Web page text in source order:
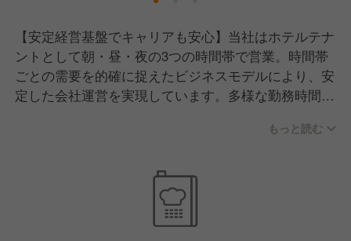
【安定経営基盤でキャリアも安心】当社はホテルテナ
ントとして朝・昼・夜の3つの時間帯で営業。時間帯
ごとの需要を的確に捉えたビジネスモデルにより、安
定した会社運営を実現しています。多様な勤務時間帯
もっと読む